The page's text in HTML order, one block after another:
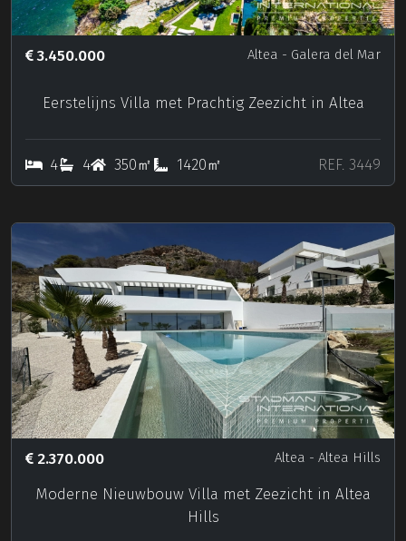
3.450.000 Altea - Galera del Mar
Eerstelijns Villa met Prachtig Zeezicht in Altea
4 4 350㎡ 1420㎡ REF. 3449
2.370.000 Altea - Altea Hills
Moderne Nieuwbouw Villa met Zeezicht in Altea
Hills